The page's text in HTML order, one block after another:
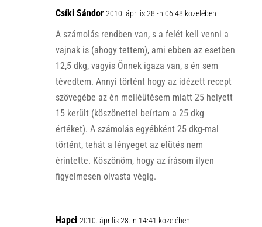
Csíki Sándor 2010. április 28.-n 06:48 közelében
A számolás rendben van, s a felét kell venni a
vajnak is (ahogy tettem), ami ebben az esetben
12,5 dkg, vagyis Önnek igaza van, s én sem
tévedtem. Annyi történt hogy az idézett recept
szövegébe az én melléütésem miatt 25 helyett
15 került (köszönettel beírtam a 25 dkg
értéket). A számolás egyébként 25 dkg-mal
történt, tehát a lényeget az elütés nem
érintette. Köszönöm, hogy az írásom ilyen
figyelmesen olvasta végig.
Hapci 2010. április 28.-n 14:41 közelében